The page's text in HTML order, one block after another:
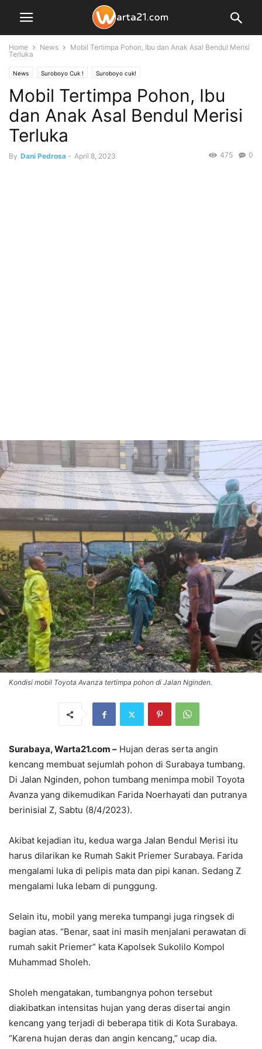
Home News
Mobil Tertimpa Pohon, Ibu dan Anak Asal Bendul Merisi
Terluka
News Suroboyo Cuk ! Suroboyo cuk!
Mobil Tertimpa Pohon, Ibu
dan Anak Asal Bendul Merisi
Terluka
By Dani Pedrosa - April 8, 2023 0
475
Kondisi mobil Toyota Avanza tertimpa pohon di Jalan Nginden.
Surabaya, Warta21.com – Hujan deras serta angin
kencang membuat sejumlah pohon di Surabaya tumbang.
Di Jalan Nginden, pohon tumbang menimpa mobil Toyota
Avanza yang dikemudikan Farida Noerhayati dan putranya
berinisial Z, Sabtu (8/4/2023).
Akibat kejadian itu, kedua warga Jalan Bendul Merisi itu
harus dilarikan ke Rumah Sakit Priemer Surabaya. Farida
mengalami luka di pelipis mata dan pipi kanan. Sedang Z
mengalami luka lebam di punggung.
Selain itu, mobil yang mereka tumpangi juga ringsek di
bagian atas. “Benar, saat ini masih menjalani perawatan di
rumah sakit Priemer” kata Kapolsek Sukolilo Kompol
Muhammad Sholeh.
Sholeh mengatakan, tumbangnya pohon tersebut
diakibatkan intensitas hujan yang deras disertai angin
kencang yang terjadi di beberapa titik di Kota Surabaya.
“Karena hujan deras dan angin kencang,” ucap dia.